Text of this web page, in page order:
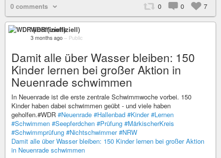
0 comments 0 0 7
WDR (inoffiziell)
3 months ago – Public
Damit alle über Wasser bleiben: 150
Kinder lernen bei großer Aktion in
Neuenrade schwimmen
In Neuenrade ist die erste zentrale Schwimmwoche vorbei. 150
Kinder haben dabei schwimmen geübt - und viele haben
geholfen.#WDR #Neuenrade #Hallenbad #Kinder #Lernen
#Schwimmen #Seepferdchen #Prüfung #MärkischerKreis
#Schwimmprüfung #Nichtschwimmer #NRW
Damit alle über Wasser bleiben: 150 Kinder lernen bei großer Aktion
in Neuenrade schwimmen